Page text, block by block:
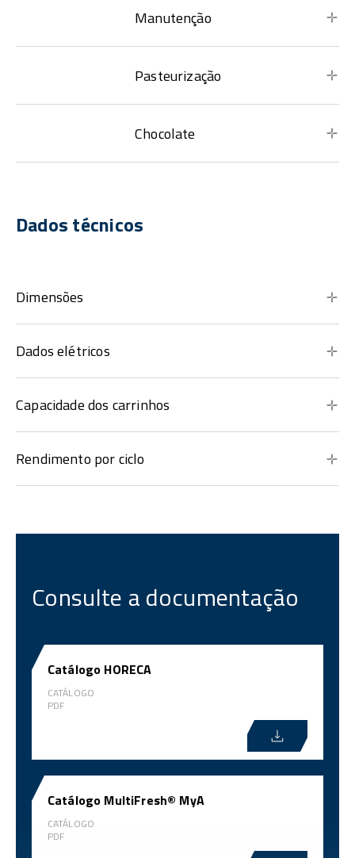
Manutenção
Pasteurização
Chocolate
Dados técnicos
Dimensões
Dados elétricos
Capacidade dos carrinhos
Rendimento por ciclo
Consulte a documentação
Catálogo HORECA
CATÁLOGO
PDF
Catálogo MultiFresh® MyA
CATÁLOGO
PDF